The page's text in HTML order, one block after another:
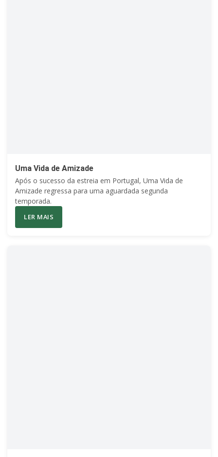
Uma Vida de Amizade
Após o sucesso da estreia em Portugal, Uma Vida de
Amizade regressa para uma aguardada segunda
temporada.
LER MAIS